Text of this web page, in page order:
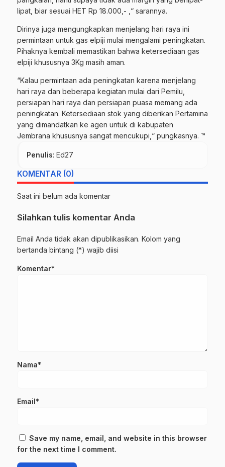
lipat, biar sesuai HET Rp 18.000,- ,“ sarannya.
Dirinya juga mengungkapkan menjelang hari raya ini
permintaan untuk gas elpiji mulai mengalami peningkatan.
Pihaknya kembali memastikan bahwa ketersediaan gas
elpiji khususnya 3Kg masih aman.
“Kalau permintaan ada peningkatan karena menjelang
hari raya dan beberapa kegiatan mulai dari Pemilu,
persiapan hari raya dan persiapan puasa memang ada
peningkatan. Ketersediaan stok yang diberikan Pertamina
yang dimandatkan ke agen untuk di kabupaten
Jembrana khususnya sangat mencukupi,“ pungkasnya. ™
Penulis: Ed27
KOMENTAR (0)
Saat ini belum ada komentar
Silahkan tulis komentar Anda
Email Anda tidak akan dipublikasikan. Kolom yang
bertanda bintang (*) wajib diisi
Komentar*
Nama*
Email*
Save my name, email, and website in this browser
for the next time I comment.